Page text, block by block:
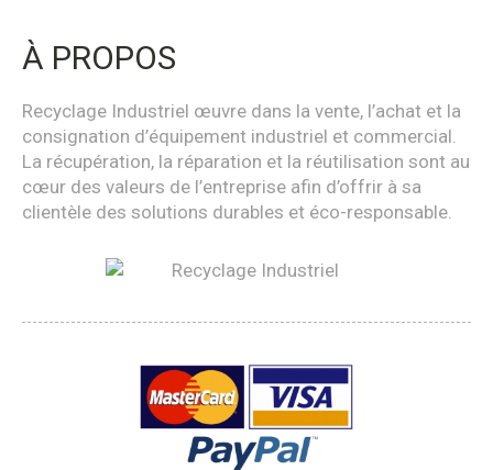
À PROPOS
Recyclage Industriel œuvre dans la vente, l’achat et la
consignation d’équipement industriel et commercial.
La récupération, la réparation et la réutilisation sont au
cœur des valeurs de l’entreprise afin d’offrir à sa
clientèle des solutions durables et éco-responsable.